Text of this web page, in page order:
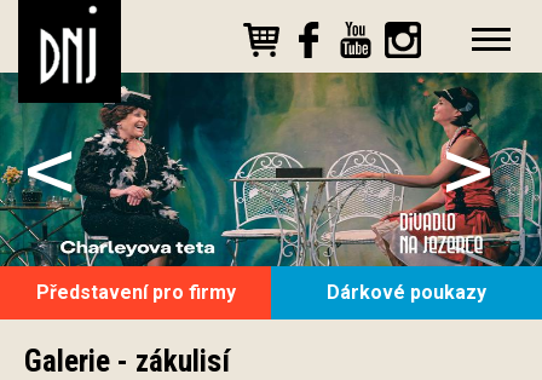
< >
Představení pro firmy Dárkové poukazy
Galerie - zákulisí